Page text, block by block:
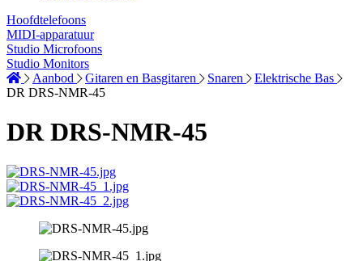
Hoofdtelefoons
MIDI-apparatuur
Studio Microfoons
Studio Monitors
Aanbod
Gitaren en Basgitaren Snaren
Elektrische Bas
DR DRS-NMR-45
DR DRS-NMR-45